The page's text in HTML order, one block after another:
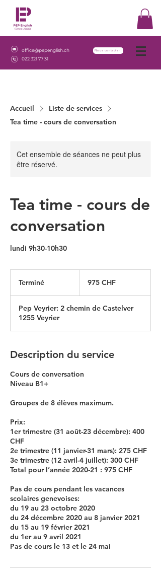
office@pepenglish.ch
022 321 77 31
Nous contacter
Accueil
Liste de services
Tea time - cours de conversation
Cet ensemble de séances ne peut plus
être réservé.
Tea time - cours de
conversation
lundi 9h30-10h30
Terminé
m
i
n
suisses
975 CHF
Pep Veyrier: 2 chemin de Castelver
1255 Veyrier
Description du service
Cours de conversation
Niveau B1+
Groupes de 8 élèves maximum.
Prix:
1er trimestre (31 août-23 décembre): 400
CHF
2e trimestre (11 janvier-31 mars): 275 CHF
3e trimestre (12 avril-4 juillet): 300 CHF
Total pour l’année 2020-21 : 975 CHF
Pas de cours pendant les vacances
scolaires genevoises:
du 19 au 23 octobre 2020
du 24 décembre 2020 au 8 janvier 2021
du 15 au 19 février 2021
du 1er au 9 avril 2021
Pas de cours le 13 et le 24 mai